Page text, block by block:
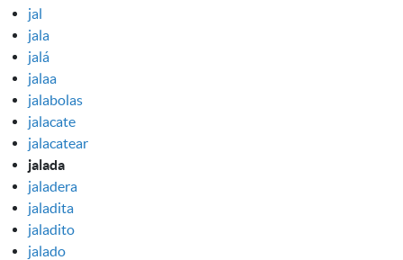
jal
jala
jalá
jalaa
jalabolas
jalacate
jalacatear
jalada
jaladera
jaladita
jaladito
jalado